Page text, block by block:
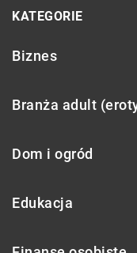
KATEGORIE
Biznes
Branża adult
Dom i ogród
Edukacja